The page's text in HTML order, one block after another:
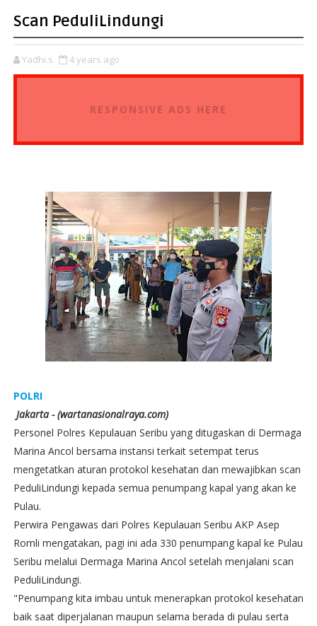
Scan PeduliLindungi
Yadhi.s 4 years ago
RESPONSIVE ADS HERE
POLRI
Jakarta - (wartanasionalraya.com)
Personel Polres Kepulauan Seribu yang ditugaskan di Dermaga
Marina Ancol bersama instansi terkait setempat terus
mengetatkan aturan protokol kesehatan dan mewajibkan scan
PeduliLindungi kepada semua penumpang kapal yang akan ke
Pulau.
Perwira Pengawas dari Polres Kepulauan Seribu AKP Asep
Romli mengatakan, pagi ini ada 330 penumpang kapal ke Pulau
Seribu melalui Dermaga Marina Ancol setelah menjalani scan
PeduliLindungi.
"Penumpang kita imbau untuk menerapkan protokol kesehatan
baik saat diperjalanan maupun selama berada di pulau serta